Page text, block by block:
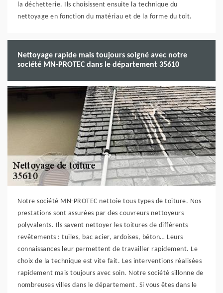
la déchetterie. Ils choisissent ensuite la technique du
nettoyage en fonction du matériau et de la forme du toit.
Nettoyage rapide mais toujours soigné avec notre
société MN-PROTEC dans le département 35610
Notre société MN-PROTEC nettoie tous types de toiture. Nos
prestations sont assurées par des couvreurs nettoyeurs
polyvalents. Ils savent nettoyer les toitures de différents
revêtements : tuiles, bac acier, ardoises, béton… Leurs
connaissances leur permettent de travailler rapidement. Le
choix de la technique est vite fait. Les interventions réalisées
rapidement mais toujours avec soin. Notre société sillonne de
nombreuses villes dans le département. Si vous êtes dans le